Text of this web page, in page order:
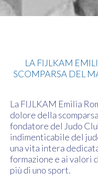
LA FIJLKAM
SCOMPARSA DEL
La FIJLKAM Emilia
dolore della
fondatore del Judo
indimenticabile del
una vita intera
formazione e ai valori
più di uno sport.